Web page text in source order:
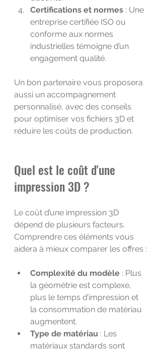
Certifications et normes : Une
entreprise certifiée ISO ou
conforme aux normes
industrielles témoigne d’un
engagement qualité.
Un bon partenaire vous proposera
aussi un accompagnement
personnalisé, avec des conseils
pour optimiser vos fichiers 3D et
réduire les coûts de production.
Quel est le coût d'une
impression 3D ?
Le coût d’une impression 3D
dépend de plusieurs facteurs.
Comprendre ces éléments vous
aidera à mieux comparer les offres :
Complexité du modèle : Plus
la géométrie est complexe,
plus le temps d’impression et
la consommation de matériau
augmentent.
Type de matériau : Les
matériaux standards sont